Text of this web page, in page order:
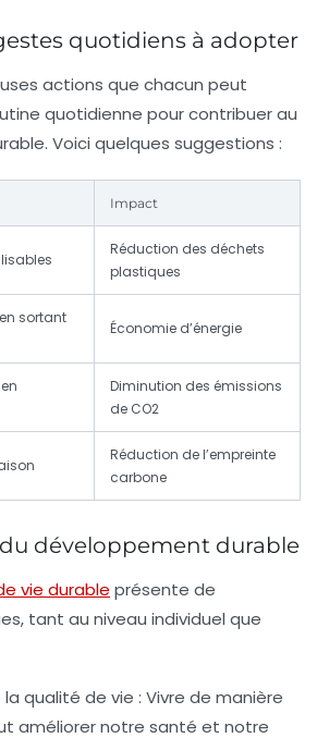
quotidiens à adopter
actions que chacun peut
quotidienne pour contribuer au
Voici quelques suggestions :
Impact
Réduction des déchets
plastiques
sortant
Économie d’énergie
Diminution des émissions
de CO2
Réduction de l’empreinte
carbone
développement durable
vie durable présente de
tant au niveau individuel que
qualité de vie : Vivre de manière
améliorer notre santé et notre